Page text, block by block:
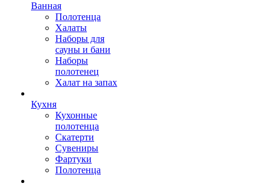
Ванная
Полотенца
Халаты
Наборы для
сауны и бани
Наборы
полотенец
Халат на запах
Кухня
Кухонные
полотенца
Скатерти
Сувениры
Фартуки
Полотенца